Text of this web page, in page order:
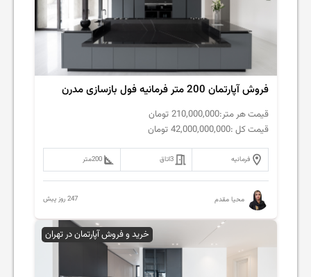
فروش‌ آپارتمان 200 متر فرمانیه فول بازسازی مدرن
قیمت هر متر:210,000,000 تومان
قیمت کل :42,000,000,000 تومان
فرمانیه 3اتاق 200متر
محیا مقدم 247 روز پیش
خرید و فروش آپارتمان در تهران